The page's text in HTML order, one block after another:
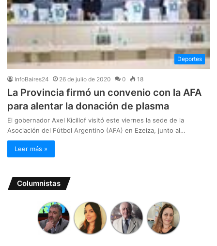
Deportes
InfoBaires24 26 de julio de 2020 0 18
La Provincia firmó un convenio con la AFA
para alentar la donación de plasma
El gobernador Axel Kicillof visitó este viernes la sede de la
Asociación del Fútbol Argentino (AFA) en Ezeiza, junto al…
Leer más »
Columnistas